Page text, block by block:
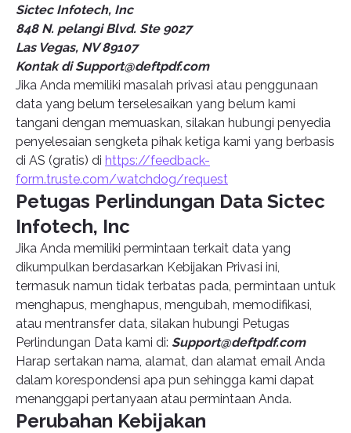
Sictec Infotech, Inc
848 N. pelangi Blvd. Ste 9027
Las Vegas, NV 89107
Kontak diSupport@deftpdf.com
Jika Anda memiliki masalah privasi atau penggunaan
data yang belum terselesaikan yang belum kami
tangani dengan memuaskan, silakan hubungi penyedia
penyelesaian sengketa pihak ketiga kami yang berbasis
di AS (gratis) di https://feedback-
form.truste.com/watchdog/request
Petugas Perlindungan Data Sictec
Infotech, Inc
Jika Anda memiliki permintaan terkait data yang
dikumpulkan berdasarkan Kebijakan Privasi ini,
termasuk namun tidak terbatas pada, permintaan untuk
menghapus, menghapus, mengubah, memodifikasi,
atau mentransfer data, silakan hubungi Petugas
Perlindungan Data kami di: Support@deftpdf.com
Harap sertakan nama, alamat, dan alamat email Anda
dalam korespondensi apa pun sehingga kami dapat
menanggapi pertanyaan atau permintaan Anda.
Perubahan Kebijakan